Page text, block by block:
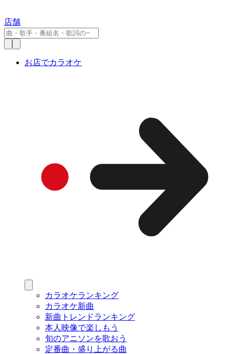
店舗
お店でカラオケ
カラオケランキング
カラオケ新曲
新曲トレンドランキング
本人映像で楽しもう
旬のアニソンを歌おう
定番曲・盛り上がる曲